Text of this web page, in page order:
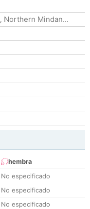
, Northern Mindan...
hembra
No especificado
No especificado
No especificado